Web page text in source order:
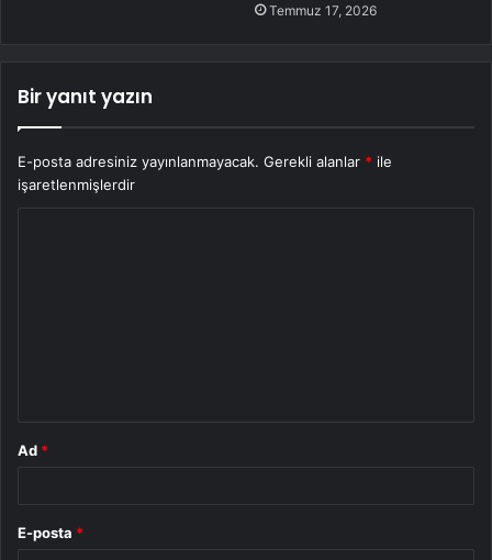
Temmuz 17, 2026
Bir yanıt yazın
E-posta adresiniz yayınlanmayacak. Gerekli alanlar * ile
işaretlenmişlerdir
Ad *
E-posta *